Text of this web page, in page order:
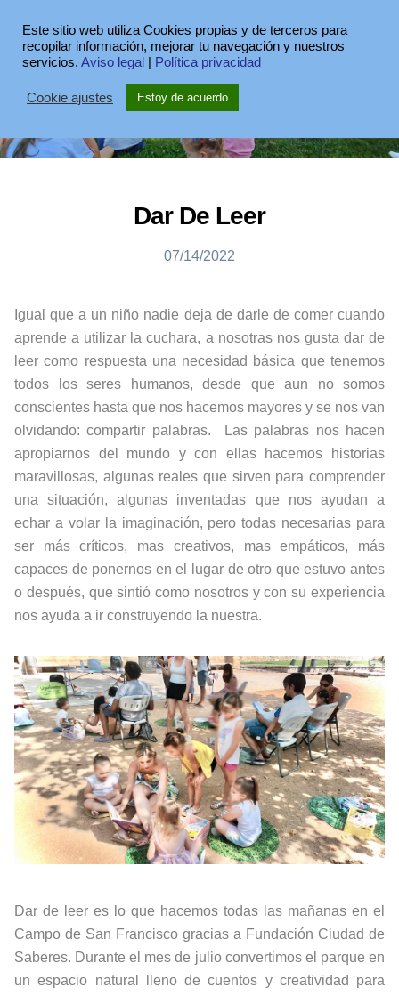
Dar De Leer
07/14/2022
Igual que a un niño nadie deja de darle de comer cuando
aprende a utilizar la cuchara, a nosotras nos gusta dar de
leer como respuesta una necesidad básica que tenemos
todos los seres humanos, desde que aun no somos
conscientes hasta que nos hacemos mayores y se nos van
olvidando: compartir palabras. Las palabras nos hacen
apropiarnos del mundo y con ellas hacemos historias
maravillosas, algunas reales que sirven para comprender
una situación, algunas inventadas que nos ayudan a
echar a volar la imaginación, pero todas necesarias para
ser más críticos, mas creativos, mas empáticos, más
capaces de ponernos en el lugar de otro que estuvo antes
o después, que sintió como nosotros y con su experiencia
nos ayuda a ir construyendo la nuestra.
Dar de leer es lo que hacemos todas las mañanas en el
Campo de San Francisco gracias a Fundación Ciudad de
Saberes. Durante el mes de julio convertimos el parque en
un espacio natural lleno de cuentos y creatividad para
Este sitio web utiliza Cookies propias y de terceros para
recopilar información, mejorar tu navegación y nuestros
servicios. Aviso legal Política privacidad
Cookie ajustes Estoy de acuerdo